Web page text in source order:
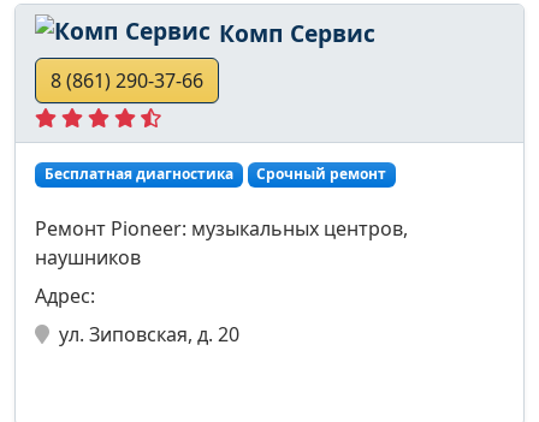
Комп Сервис
8 (861) 290-37-66
Бесплатная диагностика Срочный ремонт
Ремонт Pioneer: музыкальных центров,
наушников
Адрес:
ул. Зиповская, д. 20